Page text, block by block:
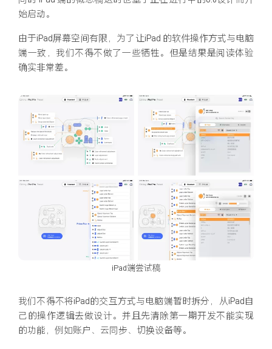
始启动。
由于iPad屏幕空间有限，为了让iPad 的软件操作方式与电脑
端一致，我们不得不做了一些牺牲。但是结果是阅读体验
确实非常差。
iPad端尝试稿
我们不得不将iPad的交互方式与电脑端暂时拆分，从iPad自
己的操作逻辑去做设计。并且先清除第一期开发不能实现
的功能，例如账户、云同步、切换设备等。